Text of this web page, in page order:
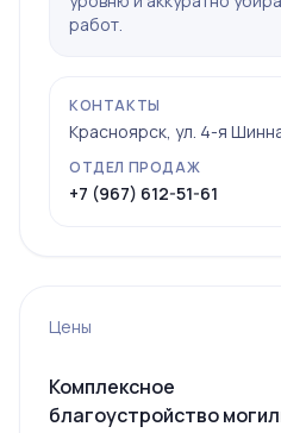
работ.
КОНТАКТЫ
Красноярск, ул. 4-я
ОТДЕЛ ПРОДАЖ
+7 (967) 612-51-61
Цены
Комплексное
благоустройство